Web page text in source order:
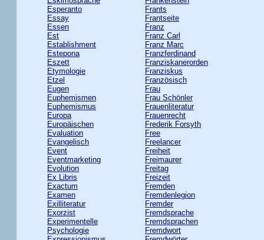
Esperanto
Essay
Essen
Est
Establishment
Estepona
Eszett
Etymologie
Etzel
Eugen
Euphemismen
Euphemismus
Europa
Europäischen
Evaluation
Evangelisch
Event
Eventmarketing
Evolution
Ex Libris
Exactum
Examen
Exilliteratur
Exorzist
Experimentelle
Psychologie
Frants
Frantseite
Franz
Franz Carl
Franz Marc
Franzferdinand
Franziskanerorden
Franziskus
Französisch
Frau
Frau Schönler
Frauenliteratur
Frauenrecht
Frederik Forsyth
Free
Freelancer
Freiheit
Freimaurer
Freitag
Freizeit
Fremden
Fremdenlegion
Fremder
Fremdsprache
Fremdsprachen
Fremdwort